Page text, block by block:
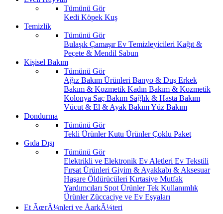
Tümünü Gör
Kedi Köpek Kuş
Temizlik
Tümünü Gör
Bulaşık ÇamaşırEv Temizleyicileri Kağıt &
Peçete & Mendil Sabun
Kişisel Bakım
Tümünü Gör
Ağız Bakım Ürünleri Banyo & Duş Erkek
Bakım & Kozmetik Kadın Bakım & Kozmetik
Kolonya Saç Bakım Sağlık & Hasta Bakım
Vücut & El & Ayak BakımYüz Bakım
Dondurma
Tümünü Gör
Tekli ÜrünlerKutu ÜrünlerÇoklu Paket
Gıda Dışı
Tümünü Gör
Elektrikli ve Elektronik Ev Aletleri Ev Tekstili
Fırsat Ürünleri Giyim & Ayakkabı & Aksesuar
Haşare Öldürücüleri Kırtasiye Mutfak
Yardımcıları Spot ÜrünlerTek Kullanımlık
Ürünler Züccaciye ve Ev Eşyaları
Et ÃœrÃ¼nleri ve ÅarkÃ¼teri